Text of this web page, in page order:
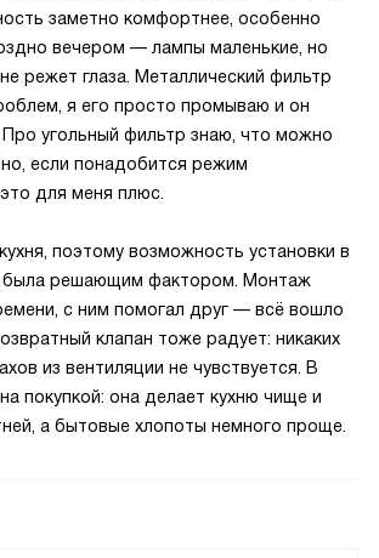
заметно комфортнее, особенно
вечером — лампы маленькие, но
режет глаза. Металлический фильтр
я его просто промываю и он
Про угольный фильтр знаю, что можно
если понадобится режим
для меня плюс.
поэтому возможность установки в
была решающим фактором. Монтаж
с ним помогал друг — всё вошло
клапан тоже радует: никаких
из вентиляции не чувствуется. В
покупкой: она делает кухню чище и
а бытовые хлопоты немного проще.